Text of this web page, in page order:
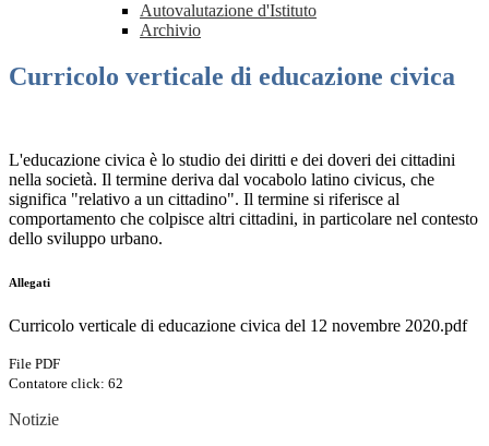
Autovalutazione d'Istituto
Archivio
Curricolo verticale di educazione civica
L'educazione civica è lo studio dei diritti e dei doveri dei cittadini
nella società. Il termine deriva dal vocabolo latino civicus, che
significa "relativo a un cittadino". Il termine si riferisce al
comportamento che colpisce altri cittadini, in particolare nel contesto
dello sviluppo urbano.
Allegati
Curricolo verticale di educazione civica del 12 novembre 2020.pdf
File PDF
Contatore click: 62
Notizie